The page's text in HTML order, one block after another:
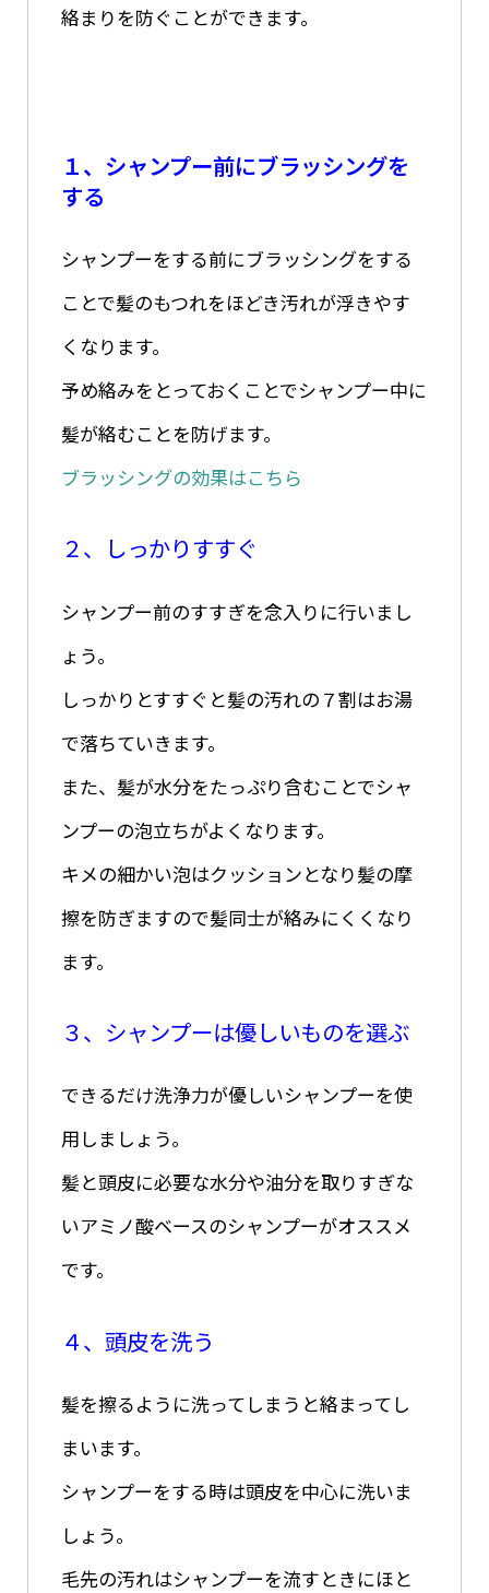
絡まりを防ぐことができます。
１、シャンプー前にブラッシングを
する
シャンプーをする前にブラッシングをする
ことで髪のもつれをほどき汚れが浮きやす
くなります。
予め絡みをとっておくことでシャンプー中に
髪が絡むことを防げます。
ブラッシングの効果はこちら
２、しっかりすすぐ
シャンプー前のすすぎを念入りに行いまし
ょう。
しっかりとすすぐと髪の汚れの７割はお湯
で落ちていきます。
また、髪が水分をたっぷり含むことでシャ
ンプーの泡立ちがよくなります。
キメの細かい泡はクッションとなり髪の摩
擦を防ぎますので髪同士が絡みにくくなり
ます。
３、シャンプーは優しいものを選ぶ
できるだけ洗浄力が優しいシャンプーを使
用しましょう。
髪と頭皮に必要な水分や油分を取りすぎな
いアミノ酸ベースのシャンプーがオススメ
です。
４、頭皮を洗う
髪を擦るように洗ってしまうと絡まってし
まいます。
シャンプーをする時は頭皮を中心に洗いま
しょう。
毛先の汚れはシャンプーを流すときにほと